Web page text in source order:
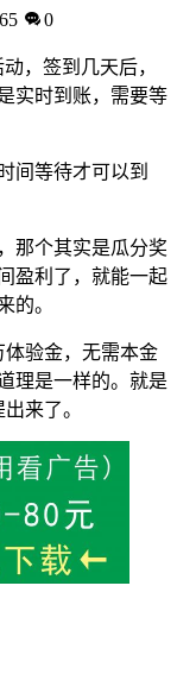
0
，签到几天后，
实时到账，需要等
间等待才可以到
那个其实是瓜分奖
盈利了，就能一起
的。
验金，无需本金
理是一样的。就是
来了。